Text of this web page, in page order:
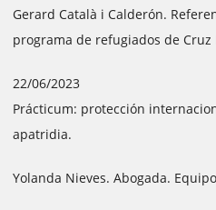
Gerard Català i Calderón.
programa de refugiados de Cruz
22/06/2023
Prácticum: protección
apatridia.
Yolanda Nieves. Abogada.